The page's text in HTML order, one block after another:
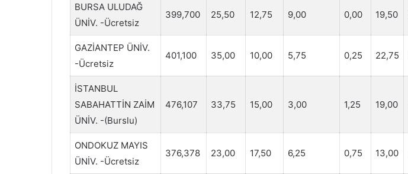
BURSA ULUDAĞ
ÜNİV. -Ücretsiz
399,700 25,50 12,75 9,00 0,00 19,50
GAZİANTEP ÜNİV.
-Ücretsiz
401,100 35,00 10,00 5,75 0,25 22,75
İSTANBUL
SABAHATTİN ZAİM
ÜNİV. -(Burslu)
476,107 33,75 15,00 3,00 1,25 19,00
ONDOKUZ MAYIS
ÜNİV. -Ücretsiz
376,378 23,00 17,50 6,25 0,75 13,00